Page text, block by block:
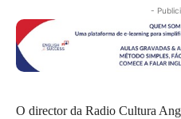
-
O director da Radio Cultura